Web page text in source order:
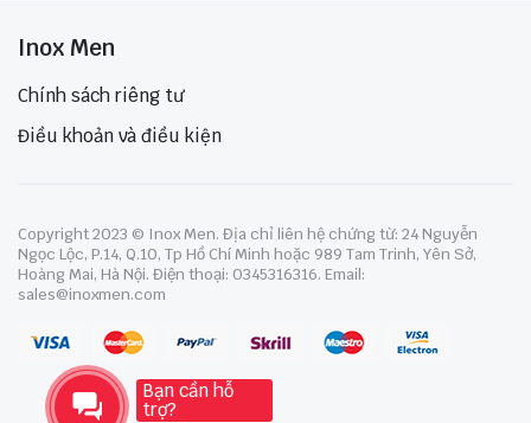
Inox Men
Chính sách riêng tư
Điều khoản và điều kiện
Copyright 2023 © Inox Men. Địa chỉ liên hệ chứng từ: 24 Nguyễn
Ngọc Lộc, P.14, Q.10, Tp Hồ Chí Minh hoặc 989 Tam Trinh, Yên Sở,
Hoàng Mai, Hà Nội. Điện thoại: 0345316316. Email:
sales@inoxmen.com
Bạn cần hỗ
trợ?